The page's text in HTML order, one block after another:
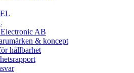
AB
& koncept
hållbarhet